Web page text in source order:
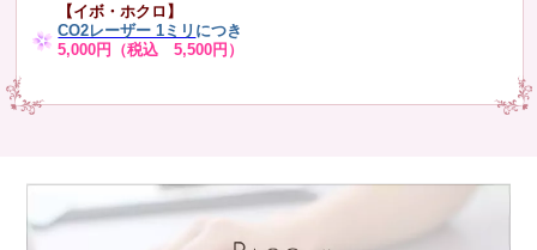
【イボ・ホクロ】
CO2レーザー 1ミリ につき
5,000円（税込 5,500円）